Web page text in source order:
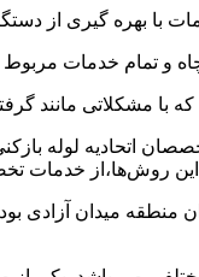
با بهره گیری
چاه و تمام خدمات
که با مشکلاتی مانند
اتحادیه لوله بازکنی
روش‌ها،از خدمات
منطقه میدان آزادی